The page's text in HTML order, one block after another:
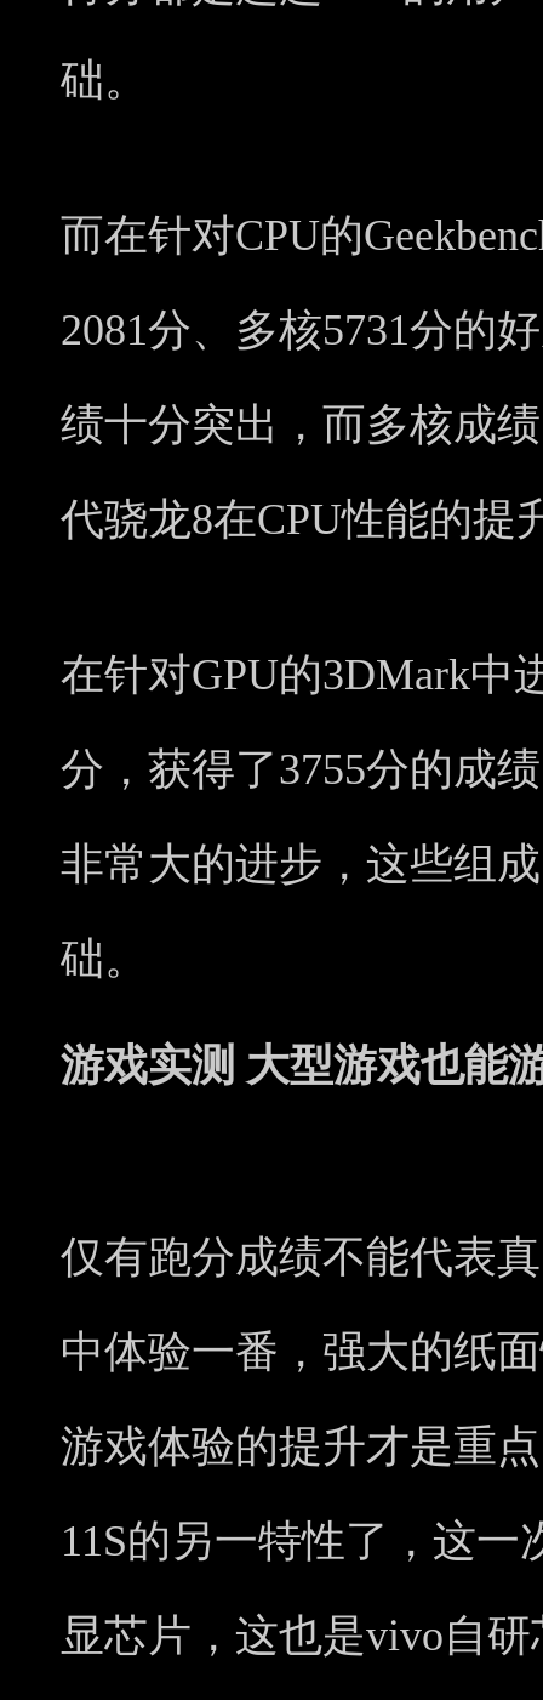
础。
而在针对CPU的
2081分、多核5731分的
绩十分突出，而多核成
代骁龙8在CPU性能的提
在针对GPU的3DMark中
分，获得了3755分的成
非常大的进步，这些组
础。
游戏实测 大型游戏也能
仅有跑分成绩不能代表
中体验一番，强大的纸
游戏体验的提升才是重
11S的另一特性了，这一
显芯片，这也是vivo自